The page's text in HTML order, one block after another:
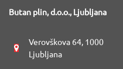
Butan plin, d.o.o., Ljubljana
Verovškova 64, 1000
Ljubljana